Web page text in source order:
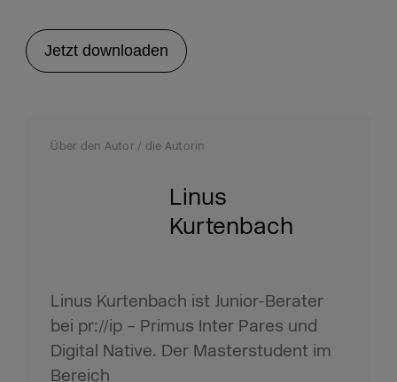
Jetzt downloaden
Über den Autor / die Autorin
Linus
Kurtenbach
Linus Kurtenbach ist Junior-Berater
bei pr://ip – Primus Inter Pares und
Digital Native. Der Masterstudent im
Bereich